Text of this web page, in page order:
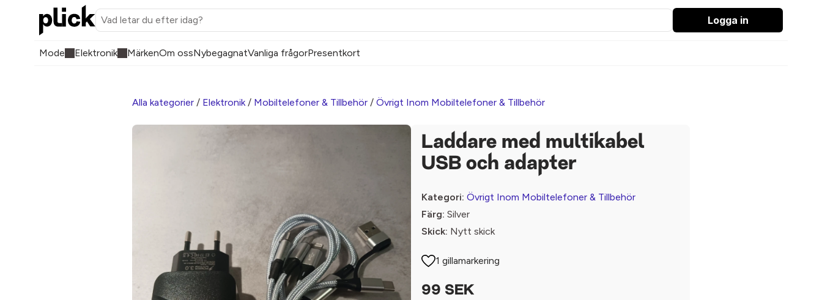
Logga in
Mode Elektronik MärkenOm ossNybegagnatVanliga frågorPresentkort
Alla kategorier / Elektronik/ Mobiltelefoner & Tillbehör / Övrigt Inom Mobiltelefoner & Tillbehör
Laddare med multikabel
USB och adapter
Kategori: Övrigt Inom Mobiltelefoner & Tillbehör
Färg: Silver
Skick: Nytt skick
1 gillamarkering
99 SEK